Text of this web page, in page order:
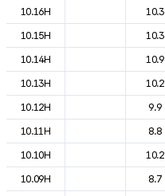
10.16H
10.3
10.15H
10.3
10.14H
10.9
10.13H
10.2
10.12H
9.9
10.11H
8.8
10.10H
10.2
10.09H
8.7